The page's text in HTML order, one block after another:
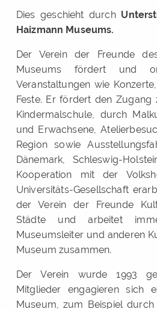
Dies geschieht durch
Haizmann Museums.
Der Verein der Freunde
Museums fördert und
Veranstaltungen wie
Feste. Er fördert den
Kindermalschule, durch
und Erwachsene,
Region sowie
Dänemark, Schleswig-
Kooperation mit der
Universitäts-Gesellschaft
der Verein der Freunde
Städte und arbeitet
Museumsleiter und anderen
Museum zusammen.
Der Verein wurde 1993
Mitglieder engagieren sich
Museum, zum Beispiel